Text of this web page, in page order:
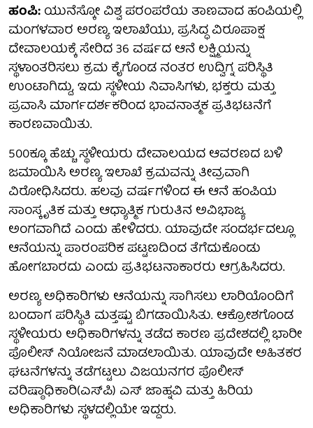
ಹಂಪಿ:ಯುನೆಸ್ಕೋ ವಿಶ್ವ ಪರಂಪರೆಯ ತಾಣವಾದ ಹಂಪಿಯಲ್ಲಿ
ಮಂಗಳವಾರ ಅರಣ್ಯ ಇಲಾಖೆಯು, ಪ್ರಸಿದ್ಧ ವಿರೂಪಾಕ್ಷ
ದೇವಾಲಯಕ್ಕೆ ಸೇರಿದ 36 ವರ್ಷದ ಆನೆ ಲಕ್ಷ್ಮಿಯನ್ನು
ಸ್ಥಳಾಂತರಿಸಲು ಕ್ರಮ ಕೈಗೊಂಡ ನಂತರ ಉದ್ವಿಗ್ನ ಪರಿಸ್ಥಿತಿ
ಉಂಟಾಗಿದ್ದು, ಇದು ಸ್ಥಳೀಯ ನಿವಾಸಿಗಳು, ಭಕ್ತರು ಮತ್ತು
ಪ್ರವಾಸಿ ಮಾರ್ಗದರ್ಶಕರಿಂದ ಭಾವನಾತ್ಮಕ ಪ್ರತಿಭಟನೆಗೆ
ಕಾರಣವಾಯಿತು.
500ಕ್ಕೂ ಹೆಚ್ಚು ಸ್ಥಳೀಯರು ದೇವಾಲಯದ ಆವರಣದ ಬಳಿ
ಜಮಾಯಿಸಿ ಅರಣ್ಯ ಇಲಾಖೆ ಕ್ರಮವನ್ನು ತೀವ್ರವಾಗಿ
ವಿರೋಧಿಸಿದರು. ಹಲವು ವರ್ಷಗಳಿಂದ ಈ ಆನೆ ಹಂಪಿಯ
ಸಾಂಸ್ಕೃತಿಕ ಮತ್ತು ಆಧ್ಯಾತ್ಮಿಕ ಗುರುತಿನ ಅವಿಭಾಜ್ಯ
ಅಂಗವಾಗಿದೆ ಎಂದು ಹೇಳಿದರು. ಯಾವುದೇ ಸಂದರ್ಭದಲ್ಲೂ
ಆನೆಯನ್ನು ಪಾರಂಪರಿಕ ಪಟ್ಟಣದಿಂದ ತೆಗೆದುಕೊಂಡು
ಹೋಗಬಾರದು ಎಂದು ಪ್ರತಿಭಟನಾಕಾರರು ಆಗ್ರಹಿಸಿದರು.
ಅರಣ್ಯ ಅಧಿಕಾರಿಗಳು ಆನೆಯನ್ನು ಸಾಗಿಸಲು ಲಾರಿಯೊಂದಿಗೆ
ಬಂದಾಗ ಪರಿಸ್ಥಿತಿ ಮತ್ತಷ್ಟು ಬಿಗಡಾಯಿಸಿತು. ಆಕ್ರೋಶಗೊಂಡ
ಸ್ಥಳೀಯರು ಅಧಿಕಾರಿಗಳನ್ನು ತಡೆದ ಕಾರಣ ಪ್ರದೇಶದಲ್ಲಿ ಭಾರೀ
ಪೊಲೀಸ್ ನಿಯೋಜನೆ ಮಾಡಲಾಯಿತು. ಯಾವುದೇ ಅಹಿತಕರ
ಘಟನೆಗಳನ್ನು ತಡೆಗಟ್ಟಲು ವಿಜಯನಗರ ಪೊಲೀಸ್
ವರಿಷ್ಠಾಧಿಕಾರಿ(ಎಸ್‌ಪಿ) ಎಸ್ ಜಾಹ್ನವಿ ಮತ್ತು ಹಿರಿಯ
ಅಧಿಕಾರಿಗಳು ಸ್ಥಳದಲ್ಲಿಯೇ ಇದ್ದರು.